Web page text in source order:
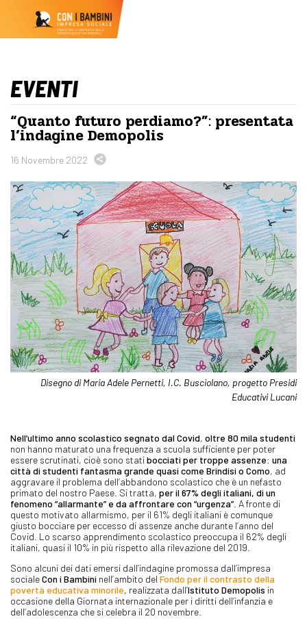
EVENTI
“Quanto futuro perdiamo?”: presentata
l’indagine Demopolis
16 Novembre 2022
Disegno di Maria Adele Pernetti, I.C. Busciolano, progetto Presidi
Educativi Lucani
Nell’ultimo anno scolastico segnato dal Covid, oltre 80 mila studenti
non hanno maturato una frequenza a scuola sufficiente per poter
essere scrutinati, cioè sono statibocciati per troppe assenze: una
città di studenti fantasma grande quasi come Brindisi o Como, ad
aggravare il problema dell’abbandono scolastico che è un nefasto
primato del nostro Paese. Si tratta, per il 67% degli italiani, di un
fenomeno “allarmante” e da affrontare con “urgenza” . A fronte di
questo motivato allarmismo, per il 61% degli italiani è comunque
giusto bocciare per eccesso di assenze anche durante l’anno del
Covid. Lo scarso apprendimento scolastico preoccupa il 62% degli
italiani, quasi il 10% in più rispetto alla rilevazione del 2019.
Sono alcuni dei dati emersi dall’indagine promossa dall’impresa
socialeCon i Bambini nell’ambito del Fondo per il contrasto della
povertà educativa minorile, realizzata dall’Istituto Demopolis in
occasione della Giornata internazionale per i diritti dell’infanzia e
dell’adolescenza che si celebra il 20 novembre.